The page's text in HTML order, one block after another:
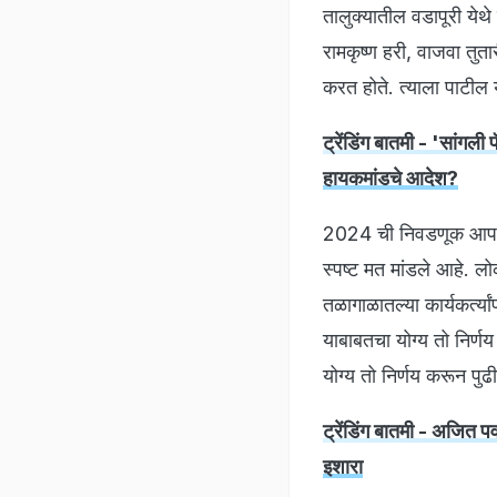
तालुक्यातील वडापूरी येथे
रामकृष्ण हरी, वाजवा
करत होते. त्याला
ट्रेंडिंग बातमी -
हायकमांडचे आदेश?
2024 ची निवडणूक
स्पष्ट मत मांडले आहे.
तळागाळातल्या
याबाबतचा योग्य तो
योग्य तो निर्णय करून
ट्रेंडिंग बातमी - अजित
इशारा